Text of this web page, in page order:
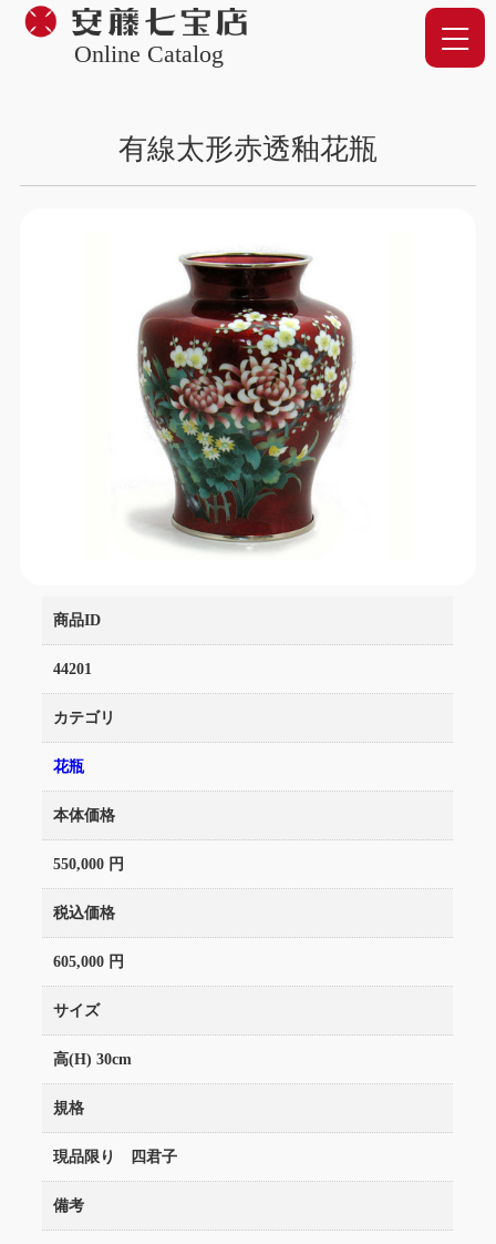
Online Catalog
有線太形赤透釉花瓶
商品ID
44201
カテゴリ
花瓶
本体価格
550,000 円
税込価格
605,000 円
サイズ
高(H) 30cm
規格
現品限り 四君子
備考